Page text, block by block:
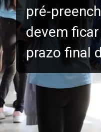
pré-
devem
prazo final